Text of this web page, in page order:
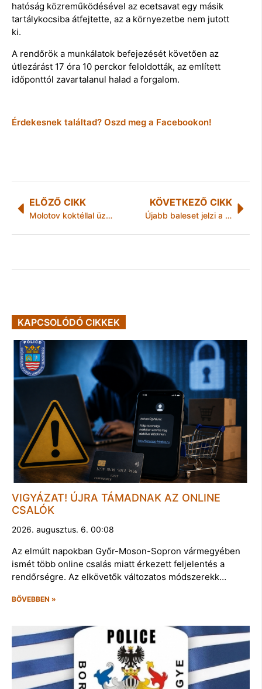
hatóság közreműködésével az ecetsavat egy másik
tartálykocsiba átfejtette, az a környezetbe nem jutott
ki.
A rendőrök a munkálatok befejezését követően az
útlezárást 17 óra 10 perckor feloldották, az említett
időponttól zavartalanul halad a forgalom.
Érdekesnek találtad? Oszd meg a Facebookon!
ELŐZŐ CIKK
Molotov koktéllal üzentek „kellemes karácsonyt” a cigány családnak
KÖVETKEZŐ CIKK
Újabb baleset jelzi a sajószentpéteri elkerülő szükségességét
KAPCSOLÓDÓ CIKKEK
VIGYÁZAT! ÚJRA TÁMADNAK AZ ONLINE
CSALÓK
2026. augusztus. 6. 00:08
Az elmúlt napokban Győr-Moson-Sopron vármegyében
ismét több online csalás miatt érkezett feljelentés a
rendőrségre. Az elkövetők változatos módszerekk…
BŐVEBBEN »